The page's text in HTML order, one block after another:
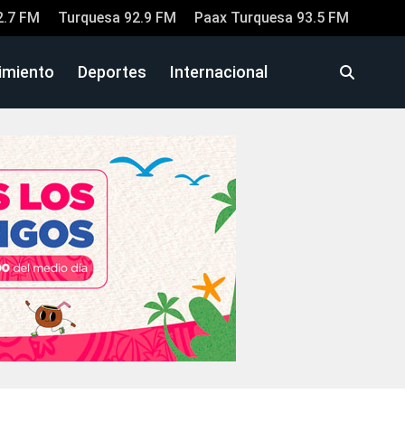
FM Turquesa 92.9 FM Paax Turquesa 93.5 FM
Deportes Internacional